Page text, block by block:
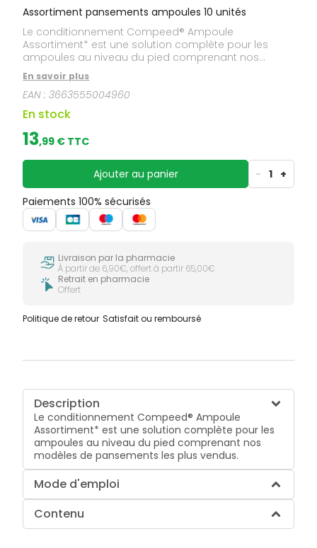
Assortiment pansements ampoules 10 unités
Le conditionnement Compeed® Ampoule
Assortiment* est une solution complète pour les
ampoules au niveau du pied comprenant nos
modèles de pansements les plus vendus.
En savoir plus
EAN :3663555004960
En stock
13,99 € TTC
Ajouter au panier - 1 +
Paiements 100% sécurisés
Livraison par la pharmacie
À partir de 6,90€, offert à partir 65,00€
Retrait en pharmacie
Offert
Politique de retour Satisfait ou remboursé
Description
Le conditionnement Compeed® Ampoule
Assortiment* est une solution complète pour les
ampoules au niveau du pied comprenant nos
modèles de pansements les plus vendus.
Mode d'emploi
Contenu